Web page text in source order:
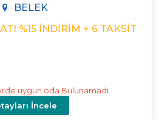
BELEK
%15 İNDIRIM + 6 TAKSIT
uygun oda Bulunamadı.
İncele